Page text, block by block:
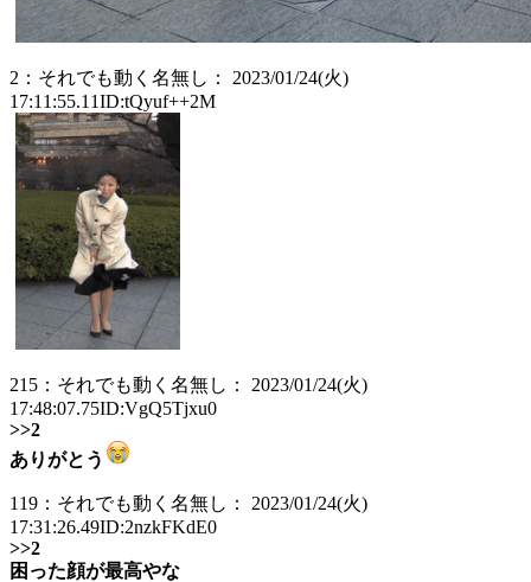
2：それでも動く名無し： 2023/01/24(火)
17:11:55.11ID:tQyuf++2M
215：それでも動く名無し： 2023/01/24(火)
17:48:07.75ID:VgQ5Tjxu0
>>2
ありがとう
119：それでも動く名無し： 2023/01/24(火)
17:31:26.49ID:2nzkFKdE0
>>2
困った顔が最高やな